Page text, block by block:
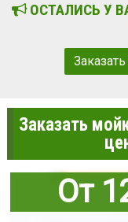
ОСТАЛИСЬ У
Заказать
От